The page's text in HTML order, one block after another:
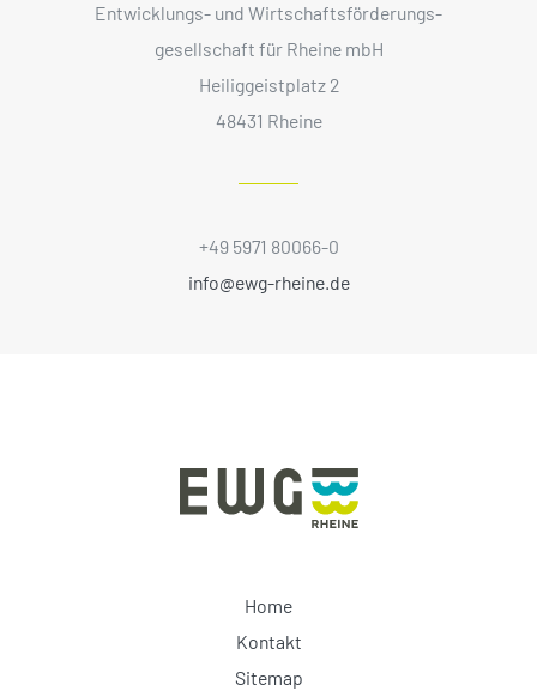
Entwicklungs- und Wirtschaftsförderungs­
gesellschaft für Rheine mbH
Heiliggeistplatz 2
48431 Rheine
+49 5971 80066-0
info@ewg-rheine.de
Home
Kontakt
Sitemap